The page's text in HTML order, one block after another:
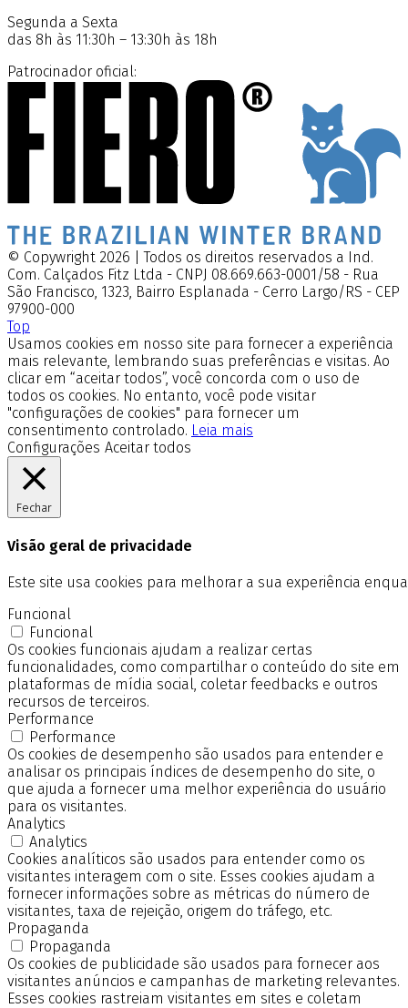
Segunda a Sexta
das 8h às 11:30h – 13:30h às 18h
Patrocinador oficial:
© Copywright 2026 | Todos os direitos reservados a Ind.
Com. Calçados Fitz Ltda - CNPJ 08.669.663-0001/58 - Rua
São Francisco, 1323, Bairro Esplanada - Cerro Largo/RS - CEP
97900-000
Top
Usamos cookies em nosso site para fornecer a experiência
mais relevante, lembrando suas preferências e visitas. Ao
clicar em “aceitar todos”, você concorda com o uso de
todos os cookies. No entanto, você pode visitar
"configurações de cookies" para fornecer um
consentimento controlado. Leia mais
Configurações Aceitar todos
Fechar
Visão geral de privacidade
Este site usa cookies para melhorar a sua experiência
Funcional
Funcional
Os cookies funcionais ajudam a realizar certas
funcionalidades, como compartilhar o conteúdo do site em
plataformas de mídia social, coletar feedbacks e outros
recursos de terceiros.
Performance
Performance
Os cookies de desempenho são usados para entender e
analisar os principais índices de desempenho do site, o
que ajuda a fornecer uma melhor experiência do usuário
para os visitantes.
Analytics
Analytics
Cookies analíticos são usados para entender como os
visitantes interagem com o site. Esses cookies ajudam a
fornecer informações sobre as métricas do número de
visitantes, taxa de rejeição, origem do tráfego, etc.
Propaganda
Propaganda
Os cookies de publicidade são usados para fornecer aos
visitantes anúncios e campanhas de marketing relevantes.
Esses cookies rastreiam visitantes em sites e coletam